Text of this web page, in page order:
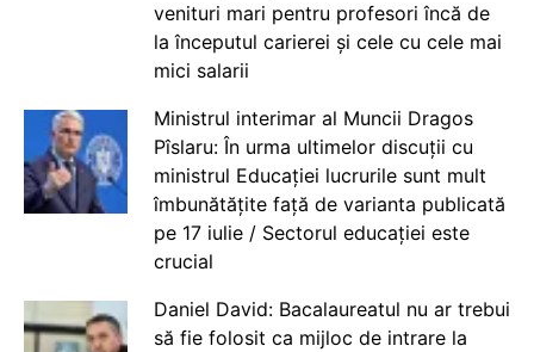
venituri mari pentru profesori încă de
la începutul carierei și cele cu cele mai
mici salarii
Ministrul interimar al Muncii Dragos
Pîslaru: În urma ultimelor discuții cu
ministrul Educației lucrurile sunt mult
îmbunătățite față de varianta publicată
pe 17 iulie / Sectorul educației este
crucial
Daniel David: Bacalaureatul nu ar trebui
să fie folosit ca mijloc de intrare la